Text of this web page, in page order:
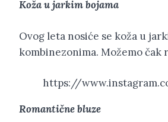
Koža u jarkim bojama
Ovog leta nosiće se koža u
kombinezonima. Možemo čak
https://
Romantične bluze